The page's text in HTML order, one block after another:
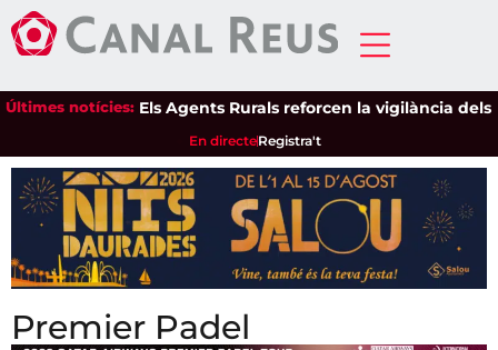
Últimes notícies:Els Agents Rurals reforcen la vigilància dels espais
En directeRegistra't
Premier Padel